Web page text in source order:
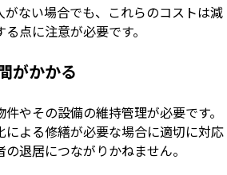
がない場合でも、これらのコストは減
点に注意が必要です。
がかかる
やその設備の維持管理が必要です。
による修繕が必要な場合に適切に対応
退居につながりかねません。